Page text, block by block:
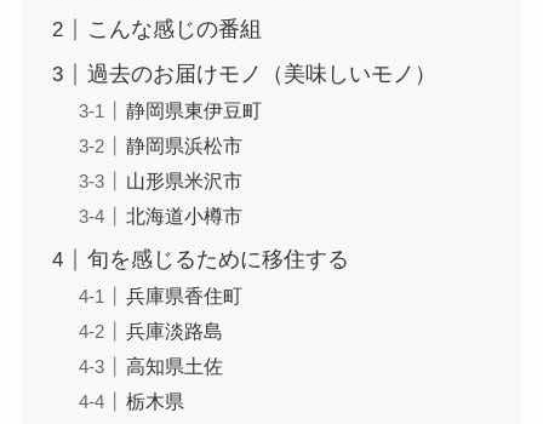
こんな感じの番組
過去のお届けモノ（美味しいモノ）
静岡県東伊豆町
静岡県浜松市
山形県米沢市
北海道小樽市
旬を感じるために移住する
兵庫県香住町
兵庫淡路島
高知県土佐
栃木県